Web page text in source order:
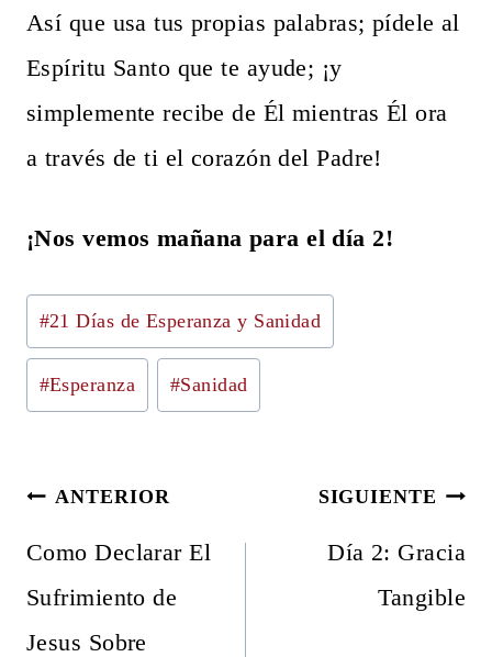
Así que usa tus propias palabras; pídele al
Espíritu Santo que te ayude; ¡y
simplemente recibe de Él mientras Él ora
a través de ti el corazón del Padre!
¡Nos vemos mañana para el día 2!
Etiquetas
de
la
#21 Días de Esperanza y Sanidad
#Esperanza #Sanidad
Navegación
de
entradas
ANTERIOR
Como Declarar El
Sufrimiento de
Jesus Sobre
SIGUIENTE
Día 2: Gracia
Tangible